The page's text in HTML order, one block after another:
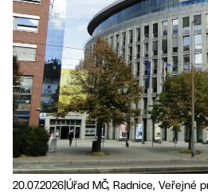
20.07.2026Úřad MČ, Radnice, Veřejné